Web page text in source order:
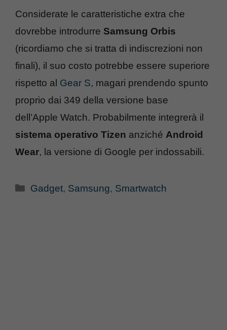
Considerate le caratteristiche extra che
dovrebbe introdurre Samsung Orbis
(ricordiamo che si tratta di indiscrezioni non
finali), il suo costo potrebbe essere superiore
rispetto al Gear S, magari prendendo spunto
proprio dai 349 della versione base
dell’Apple Watch. Probabilmente integrerà il
sistema operativo Tizen anziché Android
Wear, la versione di Google per indossabili.
Categorie
Gadget, Samsung, Smartwatch